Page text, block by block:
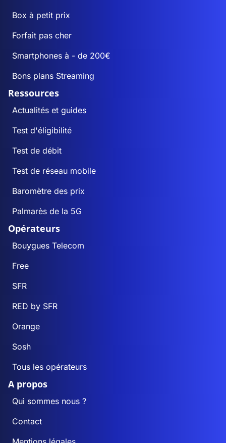
Box à petit prix
Forfait pas cher
Smartphones à - de 200€
Bons plans Streaming
Ressources
Actualités et guides
Test d'éligibilité
Test de débit
Test de réseau mobile
Baromètre des prix
Palmarès de la 5G
Opérateurs
Bouygues Telecom
Free
SFR
RED by SFR
Orange
Sosh
Tous les opérateurs
A propos
Qui sommes nous ?
Contact